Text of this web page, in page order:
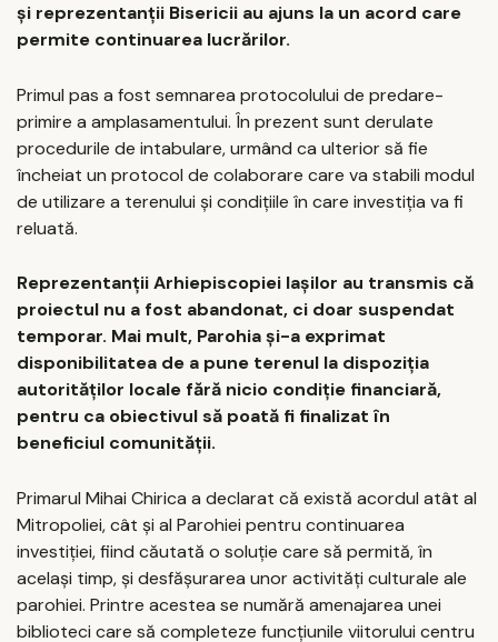
și reprezentanții Bisericii au ajuns la un acord care
permite continuarea lucrărilor.
Primul pas a fost semnarea protocolului de predare-
primire a amplasamentului. În prezent sunt derulate
procedurile de intabulare, urmând ca ulterior să fie
încheiat un protocol de colaborare care va stabili modul
de utilizare a terenului și condițiile în care investiția va fi
reluată.
Reprezentanții Arhiepiscopiei Iașilor au transmis că
proiectul nu a fost abandonat, ci doar suspendat
temporar. Mai mult, Parohia și-a exprimat
disponibilitatea de a pune terenul la dispoziția
autorităților locale fără nicio condiție financiară,
pentru ca obiectivul să poată fi finalizat în
beneficiul comunității.
Primarul Mihai Chirica a declarat că există acordul atât al
Mitropoliei, cât și al Parohiei pentru continuarea
investiției, fiind căutată o soluție care să permită, în
același timp, și desfășurarea unor activități culturale ale
parohiei. Printre acestea se numără amenajarea unei
biblioteci care să completeze funcțiunile viitorului centru